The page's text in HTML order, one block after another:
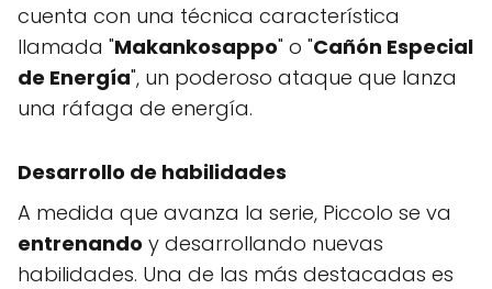
cuenta con una técnica característica
llamada "Makankosappo" o "Cañón Especial
de Energía", un poderoso ataque que lanza
una ráfaga de energía.
Desarrollo de habilidades
A medida que avanza la serie, Piccolo se va
entrenando y desarrollando nuevas
habilidades. Una de las más destacadas es